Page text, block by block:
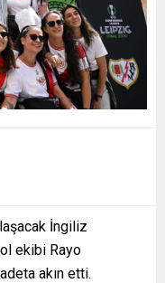
İngiliz
ekibi Rayo
akın etti.